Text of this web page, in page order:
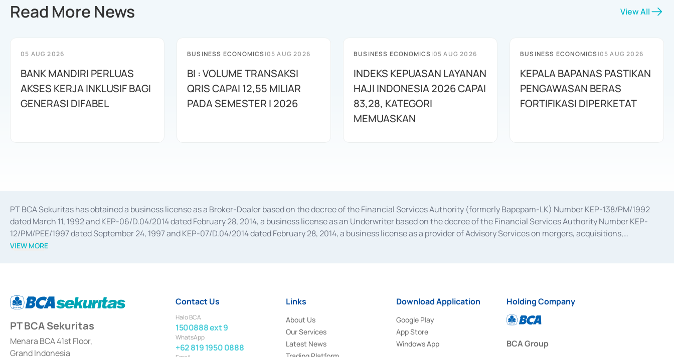
Read More News View All
05 AUG 2026
BANK MANDIRI PERLUAS
AKSES KERJA INKLUSIF BAGI
GENERASI DIFABEL
BUSINESS ECONOMICS|05 AUG 2026
BI : VOLUME TRANSAKSI
QRIS CAPAI 12,55 MILIAR
PADA SEMESTER I 2026
BUSINESS ECONOMICS|05 AUG 2026
INDEKS KEPUASAN LAYANAN
HAJI INDONESIA 2026 CAPAI
83,28, KATEGORI
MEMUASKAN
BUSINESS ECONOMICS|05 AUG 2026
KEPALA BAPANAS PASTIKAN
PENGAWASAN BERAS
FORTIFIKASI DIPERKETAT
PT BCA Sekuritas has obtained a business license as a Broker-Dealer based on the decree of the Financial Services Authority (formerly Bapepam-LK) Number KEP-138/PM/1992
dated March 11, 1992 and KEP-06/D.04/2014 dated February 28, 2014, a business license as an Underwriter based on the decree of the Financial Services Authority Number KEP-
12/PM/PEE/1997 dated September 24, 1997 and KEP-07/D.04/2014 dated February 28, 2014, a business license as a provider of Advisory Services on mergers, acquisitions,
divestments, and joint ventures based on the decree of the Financial Services Authority Number S-67/PM.21/2014 dated February 28, 2014, a business license as a provider of
Settlement of Commercial Paper Transactions whose license was issued in 2018.
VIEW MORE
PT BCA Sekuritas
Menara BCA 41st Floor,
Grand Indonesia
Contact Us
Halo BCA
1500888 ext 9
WhatsApp
+62 819 1950 0888
Links
About Us
Our Services
Latest News
Download Application
Google Play
App Store
Windows App
Holding Company
BCA Group